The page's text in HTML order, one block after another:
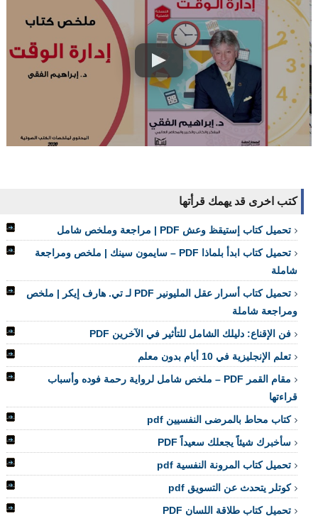
كتب اخرى قد يهمك قرأتها
تحميل كتاب إستيقظ وعش PDF | مراجعة وملخص شامل
تحميل كتاب ابدأ بلماذا PDF – سايمون سينك | ملخص ومراجعة
شاملة
تحميل كتاب أسرار عقل المليونير PDF لـ تي. هارف إيكر | ملخص
ومراجعة شاملة
فن الإقناع: دليلك الشامل للتأثير في الآخرين PDF
تعلم الإنجليزية في 10 أيام بدون معلم
مقام القمر PDF – ملخص شامل لرواية رحمة فوده وأسباب
قراءتها
كتاب محاط بالمرضى النفسيين pdf
سأخبرك شيئاً يجعلك سعيداً PDF
تحميل كتاب المرونة النفسية pdf
كوتلر يتحدث عن التسويق pdf
تحميل كتاب طلاقة اللسان PDF